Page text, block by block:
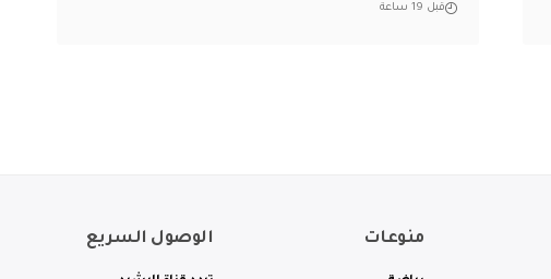
قبل 19 ساعة
منوعات الوصول السريع